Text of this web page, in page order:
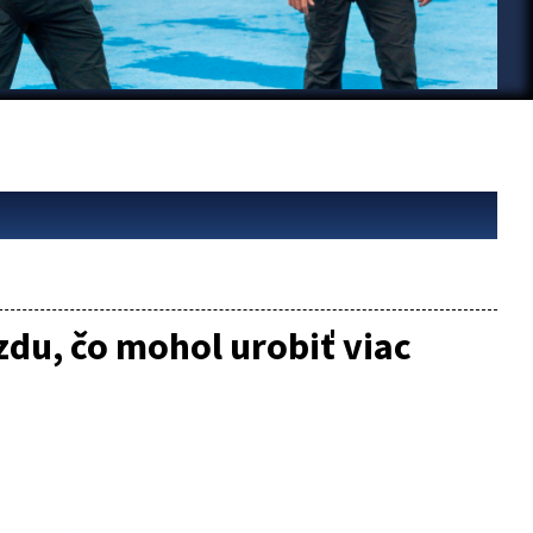
čo mohol urobiť viac